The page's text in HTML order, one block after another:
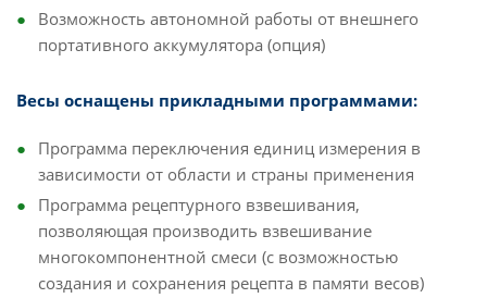
Возможность автономной работы от внешнего
портативного аккумулятора (опция)
Весы оснащены прикладными программами:
Программа переключения единиц измерения в
зависимости от области и страны применения
Программа рецептурного взвешивания,
позволяющая производить взвешивание
многокомпонентной смеси (с возможностью
создания и сохранения рецепта в памяти весов)